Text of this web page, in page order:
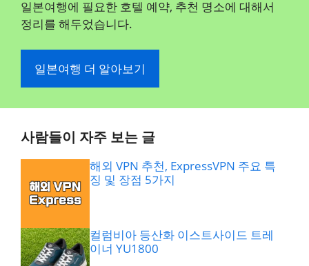
일본여행에 필요한 호텔 예약, 추천 명소에 대해서
정리를 해두었습니다.
일본여행 더 알아보기
사람들이 자주 보는 글
해외 VPN 추천, ExpressVPN 주요 특
징 및 장점 5가지
컬럼비아 등산화 이스트사이드 트레
이너 YU1800